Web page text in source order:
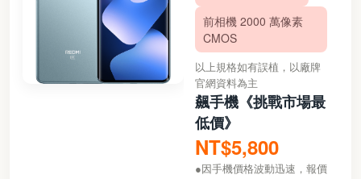
前相機 2000 萬像素
CMOS
以上規格如有誤植，以廠牌
官網資料為主
飆手機《挑戰市場最
低價》
NT$5,800
●因手機價格波動迅速，報價